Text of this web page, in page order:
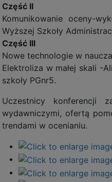
Część II
Komunikowanie oceny-
Wyższej Szkoły
Część III
Nowe technologie w
Elektroliza w małej skali -
szkoły PGnr5.
Uczestnicy konferencji
wydawniczymi, ofertą
trendami w ocenianiu.